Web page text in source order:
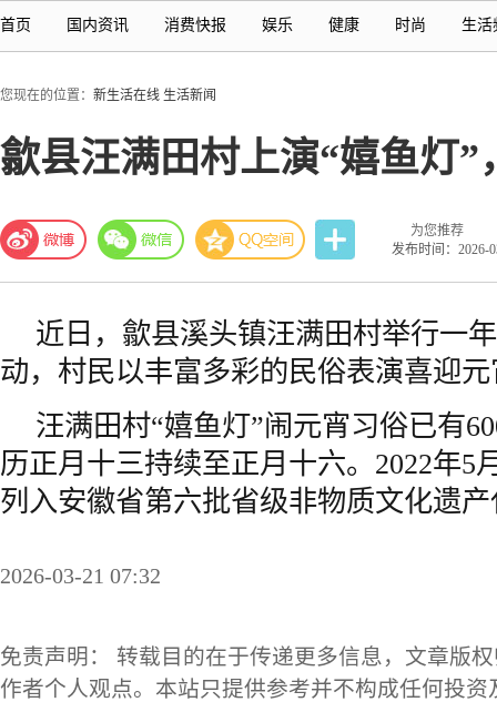
首页 国内资讯 消费快报 娱乐 健康 时尚 生活
您现在的位置： 新生活在线 生活新闻
歙县汪满田村上演“嬉鱼灯”
为您推荐
发布时间：2026-
近日，歙县溪头镇汪满田村举行一
动，村民以丰富多彩的民俗表演喜迎
汪满田村“嬉鱼灯”闹元宵习俗已有
历正月十三持续至正月十六。2022年5
列入安徽省第六批省级非物质文化遗
2026-03-21 07:32
免责声明： 转载目的在于传递更多信息，文章版
作者个人观点。本站只提供参考并不构成任何投